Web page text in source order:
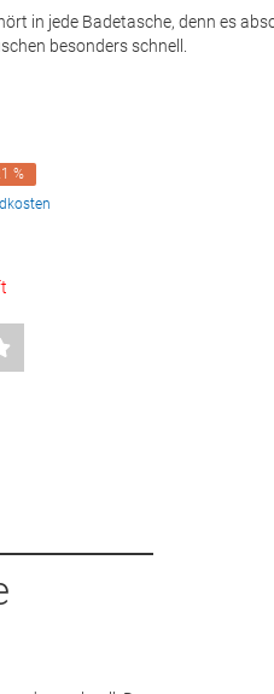
in jede Badetasche, denn es
besonders schnell.
%